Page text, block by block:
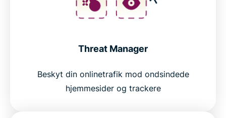
Threat Manager
Beskyt din onlinetrafik mod ondsindede
hjemmesider og trackere